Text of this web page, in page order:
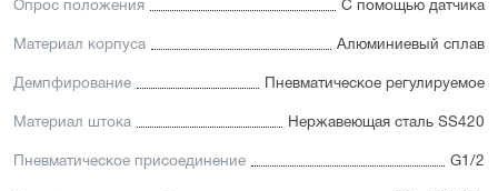
Опрос положения С помощью датчика
Материал корпуса Алюминиевый сплав
Демпфирование Пневматическое регулируемое
Материал штока Нержавеющая сталь SS420
Пневматическое присоединение G1/2